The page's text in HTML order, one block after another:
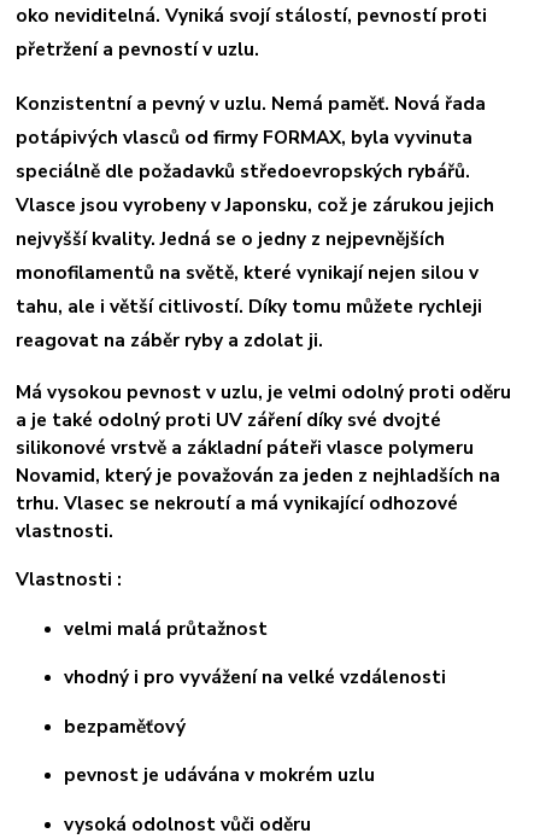
oko neviditelná. Vyniká svojí stálostí, pevností proti
přetržení a pevností v uzlu.
Konzistentní a pevný v uzlu. Nemá paměť. Nová řada
potápivých vlasců od firmy FORMAX, byla vyvinuta
speciálně dle požadavků středoevropských rybářů.
Vlasce jsou vyrobeny v Japonsku, což je zárukou jejich
nejvyšší kvality. Jedná se o jedny z nejpevnějších
monofilamentů na světě, které vynikají nejen silou v
tahu, ale i větší citlivostí. Díky tomu můžete rychleji
reagovat na záběr ryby a zdolat ji.
Má vysokou pevnost v uzlu, je velmi odolný proti oděru
a je také odolný proti UV záření díky své dvojté
silikonové vrstvě a základní páteři vlasce polymeru
Novamid, který je považován za jeden z nejhladších na
trhu. Vlasec se nekroutí a má vynikající odhozové
vlastnosti.
Vlastnosti :
velmi malá průtažnost
vhodný i pro vyvážení na velké vzdálenosti
bezpaměťový
pevnost je udávána v mokrém uzlu
vysoká odolnost vůči oděru